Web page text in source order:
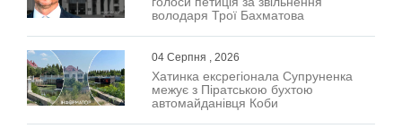
володаря Трої Бахматова
04 Серпня , 2026
Хатинка ексрегіонала Супруненка
межує з Піратською бухтою
автомайданівця Коби